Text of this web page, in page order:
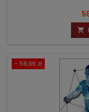

- 58,96 zł